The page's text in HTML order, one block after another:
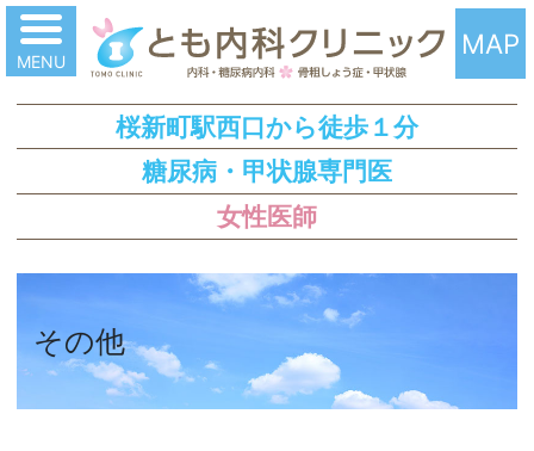
桜新町駅西口から徒歩１分
糖尿病・甲状腺専門医
女性医師
MAP
その他